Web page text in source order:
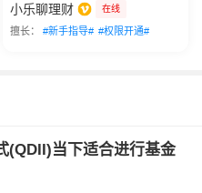
小乐聊理财 在线
擅长： #新手指导# #权限开通#
(QDII)当下适合进行基金